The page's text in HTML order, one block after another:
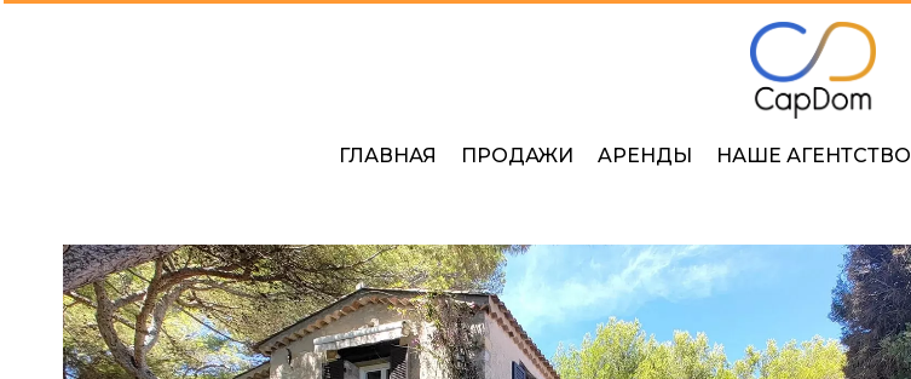
ГЛАВНАЯ ПРОДАЖИ AРЕНДЫ НАШЕ АГЕНТСТВО